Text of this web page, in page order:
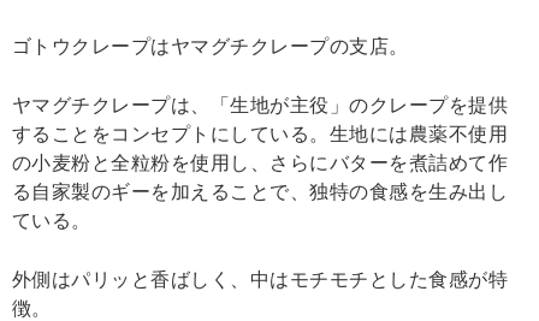
ゴトウクレープはヤマグチクレープの支店。
ヤマグチクレープは、「生地が主役」のクレープを提供
することをコンセプトにしている。生地には農薬不使用
の小麦粉と全粒粉を使用し、さらにバターを煮詰めて作
る自家製のギーを加えることで、独特の食感を生み出し
ている。
外側はパリッと香ばしく、中はモチモチとした食感が特
徴。